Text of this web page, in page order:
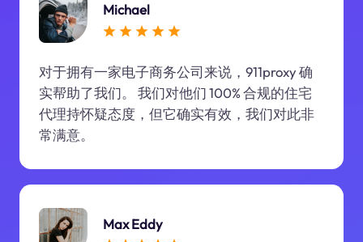
Michael
对于拥有一家电子商务公司来说，911proxy 确
实帮助了我们。 我们对他们 100% 合规的住宅
代理持怀疑态度，但它确实有效，我们对此非
常满意。
Max Eddy